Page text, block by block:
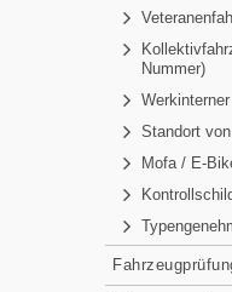
Nummer)
Standort
Mofa / E-